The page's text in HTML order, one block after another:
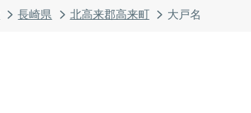
長崎県 北高来郡高来町 大戸名